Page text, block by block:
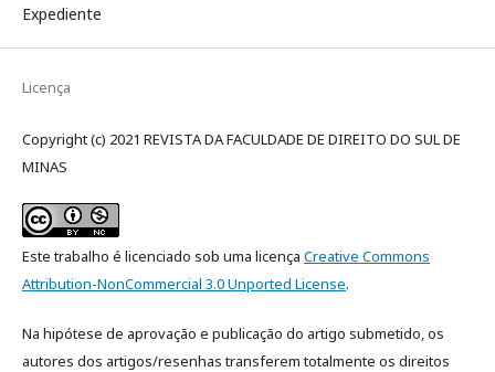
Expediente
Licença
Copyright (c) 2021 REVISTA DA FACULDADE DE DIREITO DO SUL DE
MINAS
Este trabalho é licenciado sob uma licença Creative Commons
Attribution-NonCommercial 3.0 Unported License.
Na hipótese de aprovação e publicação do artigo submetido, os
autores dos artigos/resenhas transferem totalmente os direitos